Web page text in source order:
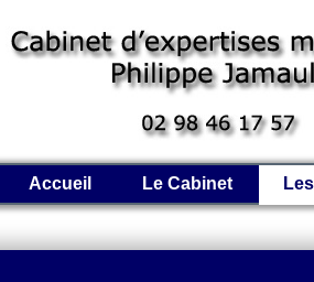
Accueil Le Cabinet